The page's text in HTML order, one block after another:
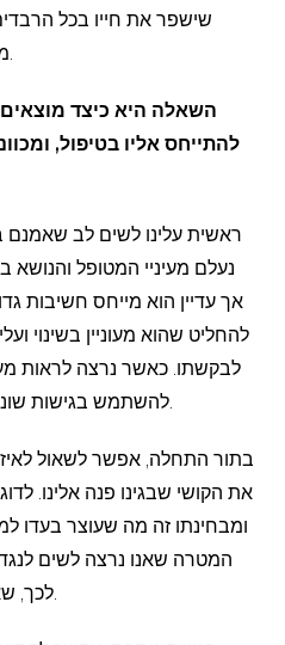
שישפר את חייו בכל
משמעות, סיפוק ואהבה בחיים.
השאלה היא כיצד
להתייחס אליו בטיפול,
ראשית עלינו לשים לב שאמנם
נעלם מעיניי המטופל והנושא
אך עדיין הוא מייחס חשיבות
להחליט שהוא מעוניין בשינוי
לבקשתו. כאשר נרצה לראות
להשתמש בגישות שונות (ולרוב לשלב את כולן יחד).
בתור התחלה, אפשר לשאול
את הקושי שבגינו פנה אלינו.
ומבחינתו זה מה שעוצר בעדו
המטרה שאנו נרצה לשים
לכך, שאחד מהם יכול להיות הדיכאון.